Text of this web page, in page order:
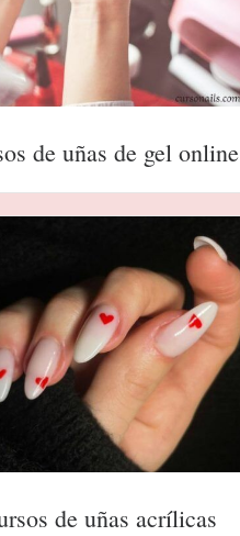
de uñas de gel online
de uñas acrílicas